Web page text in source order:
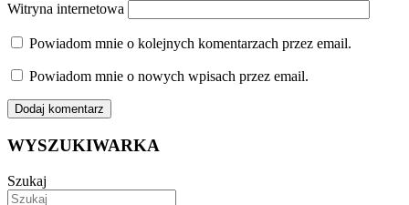
Witryna internetowa
Powiadom mnie o kolejnych komentarzach przez email.
Powiadom mnie o nowych wpisach przez email.
WYSZUKIWARKA
Szukaj